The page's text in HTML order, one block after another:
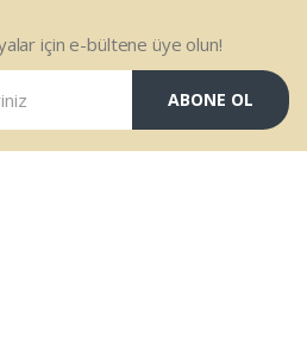
için e-bültene üye olun!
ABONE OL